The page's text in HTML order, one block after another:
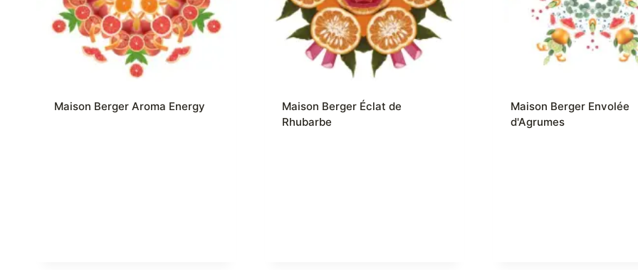
Maison Berger Aroma Energy
Maison Berger Éclat de
Rhubarbe
Maison Berger Envolée
d'Agrumes